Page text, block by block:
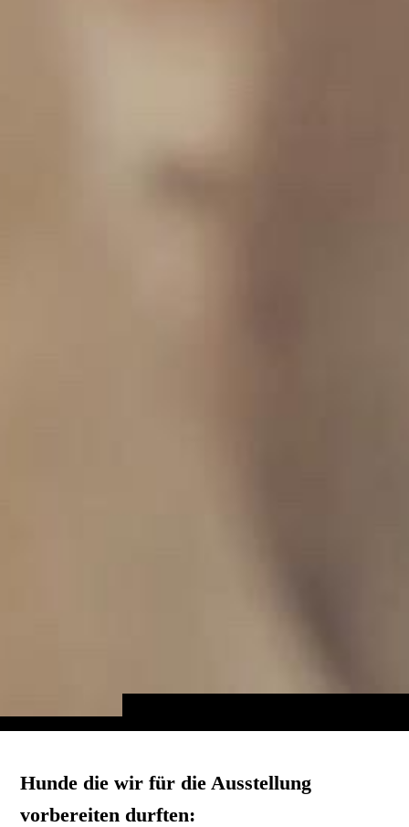
Hunde die wir für die Ausstellung
vorbereiten durften: